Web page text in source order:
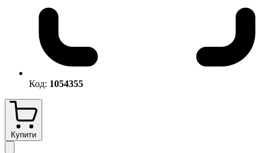
Код: 1054355
Купити